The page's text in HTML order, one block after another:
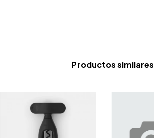
Productos similares